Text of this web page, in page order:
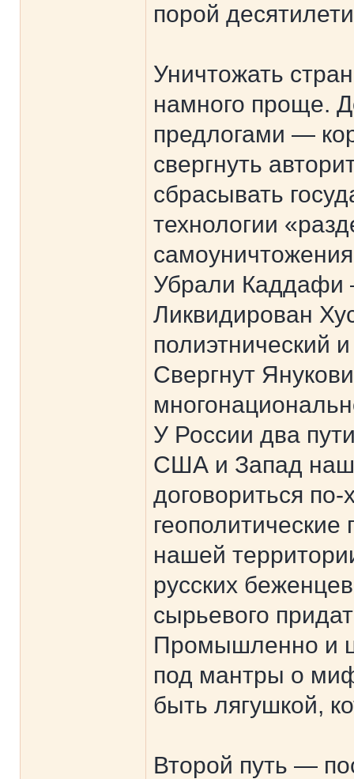
порой
Уничтожать
намного проще.
предлогами —
свергнуть
сбрасывать
технологии
Убрали Каддафи
Ликвидирован
полиэтнический
Свергнут
У России два
США и Запад
договориться
нашей
русских
сырьевого
Промышленно и
под мантры о
быть лягушкой,
Второй путь —